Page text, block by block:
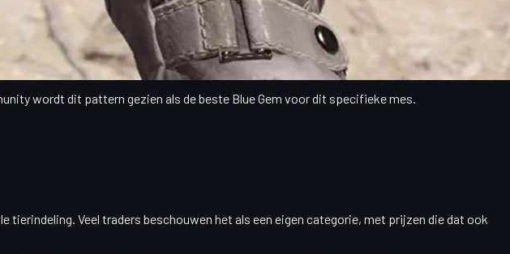
hoger de tier (en vooral pattern 403), hoe unieker en waardevoller het mes meestal is.
wordt dit pattern gezien als debeste Blue Gem voor dit specifieke mes.
tierindeling. Veel traders beschouwen het als een eigen categorie, met prijzen die dat ook